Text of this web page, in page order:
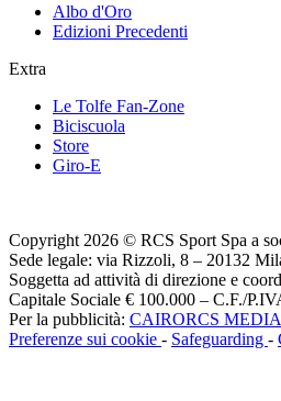
Albo d'Oro
Edizioni Precedenti
Extra
Le Tolfe Fan-Zone
Biciscuola
Store
Giro-E
Copyright 2026 © RCS Sport Spa a
Sede legale: via Rizzoli, 8 – 20132
Soggetta ad attività di direzione e
Capitale Sociale € 100.000 – C.F./
Per la pubblicità: CAIRORCS MEDIA
Preferenze sui cookie - Safeguarding -